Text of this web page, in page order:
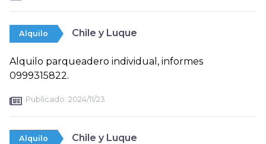
Alquilo Chile y Luque
Alquilo parqueadero individual, informes
0999315822.
Publicado: 2024/11/23
Alquilo Chile y Luque